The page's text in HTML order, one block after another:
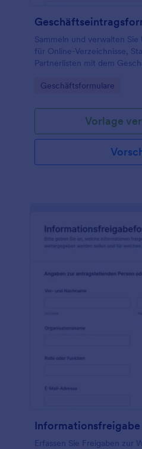
Sammeln und verwalten
für Online-Verzeichnisse,
Partnerlisten mit dem
Datenerfassung, Freigabe
Go to Category:
Geschäftsformulare
Vorlage
Erfassen Sie Freigaben zur